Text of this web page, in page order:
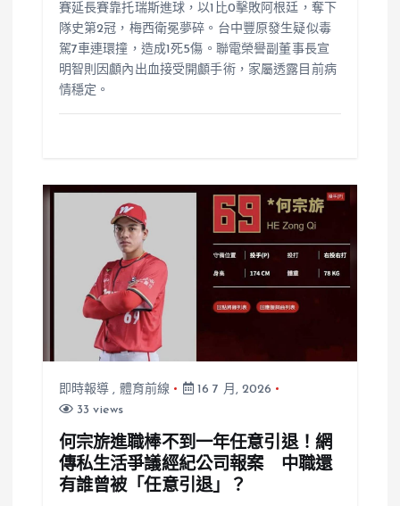
賽延長賽靠托瑞斯進球，以1比0擊敗阿根廷，奪下
隊史第2冠，梅西衛冕夢碎。台中豐原發生疑似毒
駕7車連環撞，造成1死5傷。聯電榮譽副董事長宣
明智則因顱內出血接受開顱手術，家屬透露目前病
情穩定。
即時報導 , 體育前線
16 7 月, 2026
33 views
何宗旂進職棒不到一年任意引退！網
傳私生活爭議經紀公司報案 中職還
有誰曾被「任意引退」？